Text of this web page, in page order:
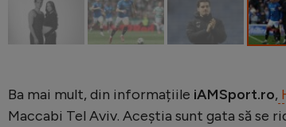
Ba mai mult, din informațiile iAMSport.ro,
Maccabi Tel Aviv. Aceștia sunt gata să se